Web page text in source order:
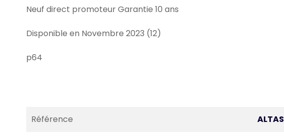
Neuf direct promoteur Garantie 10 ans
Disponible en Novembre 2023 (12)
p64
Référence